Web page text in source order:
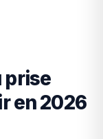
prise
en 2026